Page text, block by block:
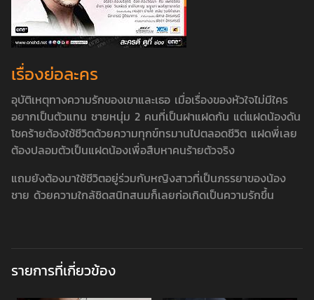
เรื่องย่อละคร
อุบัติเหตุทางความรักของเขาและเธอ เมื่อเรื่องของหัวใจไม่มีใคร
อยากเป็นตัวแทน ชายหนุ่ม 2 คนที่เป็นฝาแฝดกัน แต่แฝดน้องดัน
โชคร้ายต้องใช้ชีวิตด้วยความทุกข์ทรมานไปตลอดชีวิต แฝดพี่เลย
ต้องปลอมตัวเป็นแฝดน้องเพื่อสืบหาคนร้ายตัวจริง
แถมยังต้องมาใช้ชีวิตอยู่ร่วมกับหญิงสาวที่เป็นภรรยาของน้อง
ชาย ด้วยความใกล้ชิดสนิทสนมก็เลยก่อเกิดเป็นความรักขึ้น
รายการที่เกี่ยวข้อง